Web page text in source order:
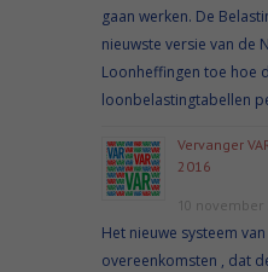
gaan werken. De
nieuwste versie van de
Loonheffingen toe hoe
loonbelastingtabellen
Vervanger
2016
10 november
Het nieuwe systeem
overeenkomsten , dat